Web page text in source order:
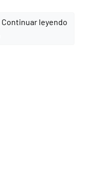
Continuar leyendo